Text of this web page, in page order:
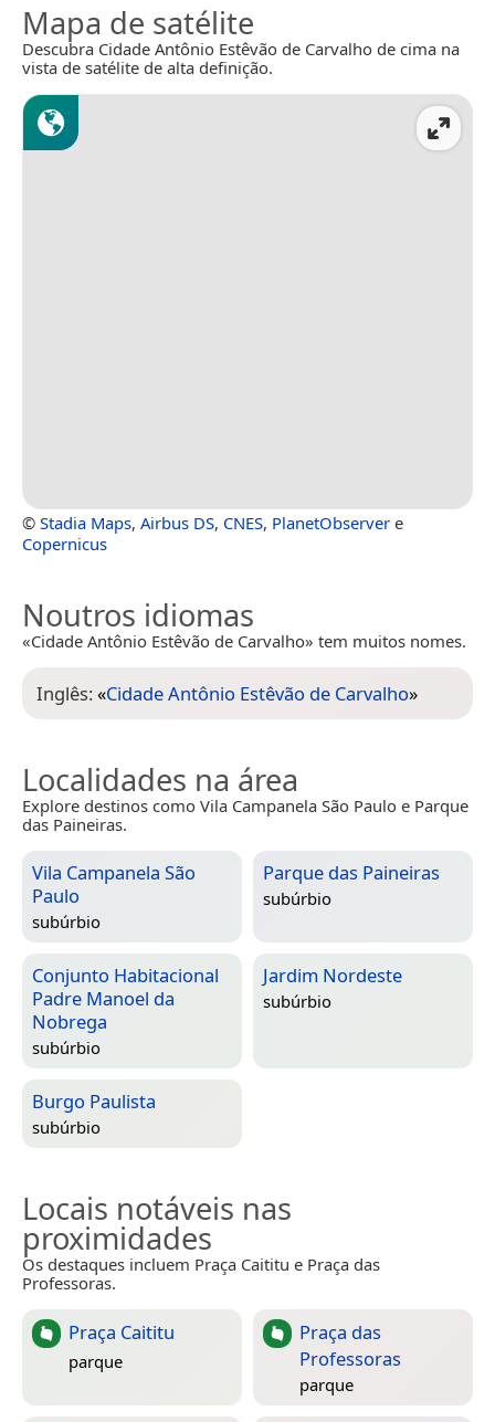
Mapa de satélite
Descubra Cidade Antônio Estêvão de Carvalho de cima na
vista de satélite de alta definição.
© Stadia Maps, Airbus DS, CNES, PlanetObserver e
Copernicus
Noutros idiomas
«Cidade Antônio Estêvão de Carvalho» tem muitos nomes.
Inglês:«Cidade Antônio Estêvão de Carvalho»
Localidades na área
Explore destinos como Vila Campanela São Paulo e Parque
das Paineiras.
Vila Campanela São
Paulo
subúrbio
Parque das Paineiras
subúrbio
Conjunto Habitacional
Padre Manoel da
Nobrega
subúrbio
Jardim Nordeste
subúrbio
Burgo Paulista
subúrbio
Locais notáveis nas
proximidades
Os destaques incluem Praça Caititu e Praça das
Professoras.
Praça Caititu
parque
Praça das
Professoras
parque